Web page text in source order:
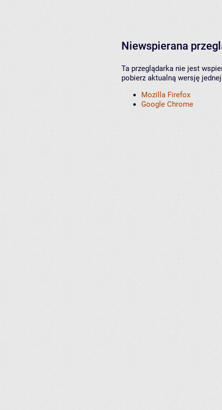
Niewspierana
Ta przeglądarka nie jest
pobierz aktualną wersję
Mozilla Firefox
Google Chrome